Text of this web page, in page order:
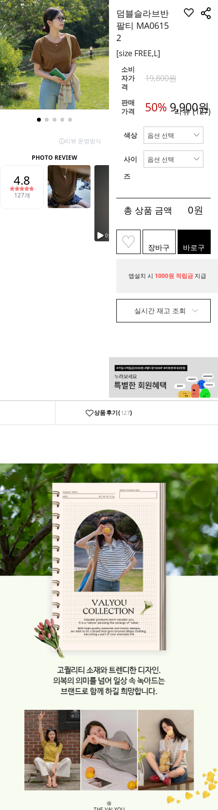
덤블슬라브반
팔티 MA0615
2
[size FREE,L]
소비
자가
격
19,800원
판매
가격
50% 9,900원
리뷰(127)
색상
사이
즈
총 상품 금액 0원
장바구
니
바로구
매
앱설치 시 1000원 적립금 지급
실시간 재고 조회
상품후기(127)